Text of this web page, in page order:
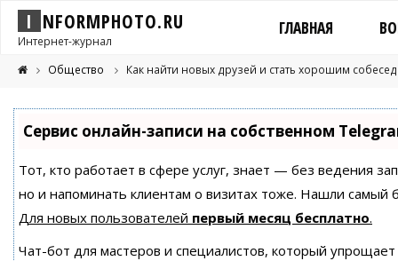
I NFORMPHOTO.RU
Интернет-журнал
ГЛАВНАЯ
Общество Как найти новых друзей и стать хорошим
Сервис онлайн-записи на собственном
Тот, кто работает в сфере услуг, знает — без ведения
но и напоминать клиентам о визитах тоже. Нашли
Для новых пользователей первый месяц бесплатно.
Чат-бот для мастеров и специалистов, который